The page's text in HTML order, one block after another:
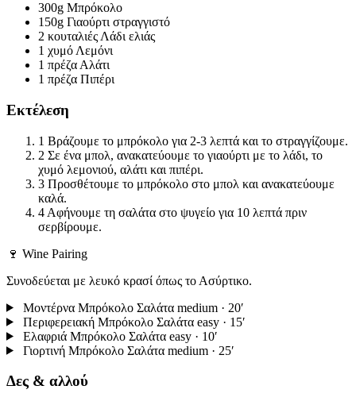
300g Μπρόκολο
150g Γιαούρτι στραγγιστό
2 κουταλιές Λάδι ελιάς
1 χυμό Λεμόνι
1 πρέζα Αλάτι
1 πρέζα Πιπέρι
Εκτέλεση
1 Βράζουμε το μπρόκολο για 2-3 λεπτά και το στραγγίζουμε.
2 Σε ένα μπολ, ανακατεύουμε το γιαούρτι με το λάδι, το
χυμό λεμονιού, αλάτι και πιπέρι.
3 Προσθέτουμε το μπρόκολο στο μπολ και ανακατεύουμε
καλά.
4 Αφήνουμε τη σαλάτα στο ψυγείο για 10 λεπτά πριν
σερβίρουμε.
🍷 Wine Pairing
Συνοδεύεται με λευκό κρασί όπως το Ασύρτικο.
Μοντέρνα Μπρόκολο Σαλάτα medium · 20′
Περιφερειακή Μπρόκολο Σαλάτα easy · 15′
Ελαφριά Μπρόκολο Σαλάτα easy · 10′
Γιορτινή Μπρόκολο Σαλάτα medium · 25′
Δες & αλλού